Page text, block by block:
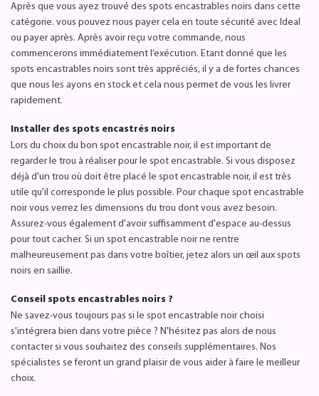
Après que vous ayez trouvé des spots encastrables noirs dans cette
catégorie. vous pouvez nous payer cela en toute sécurité avec Ideal
ou payer après. Après avoir reçu votre commande, nous
commencerons immédiatement l’exécution. Etant donné que les
spots encastrables noirs sont très appréciés, il y a de fortes chances
que nous les ayons en stock et cela nous permet de vous les livrer
rapidement.
Installer des spots encastrés noirs
Lors du choix du bon spot encastrable noir, il est important de
regarder le trou à réaliser pour le spot encastrable. Si vous disposez
déjà d'un trou où doit être placé le spot encastrable noir, il est très
utile qu'il corresponde le plus possible. Pour chaque spot encastrable
noir vous verrez les dimensions du trou dont vous avez besoin.
Assurez-vous également d'avoir suffisamment d'espace au-dessus
pour tout cacher. Si un spot encastrable noir ne rentre
malheureusement pas dans votre boîtier, jetez alors un œil aux spots
noirs en saillie.
Conseil spots encastrables noirs ?
Ne savez-vous toujours pas si le spot encastrable noir choisi
s'intégrera bien dans votre pièce ? N'hésitez pas alors de nous
contacter si vous souhaitez des conseils supplémentaires. Nos
spécialistes se feront un grand plaisir de vous aider à faire le meilleur
choix.